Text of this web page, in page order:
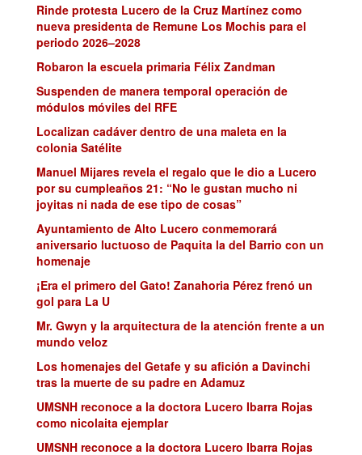
Rinde protesta Lucero de la Cruz Martínez como
nueva presidenta de Remune Los Mochis para el
periodo 2026–2028
Robaron la escuela primaria Félix Zandman
Suspenden de manera temporal operación de
módulos móviles del RFE
Localizan cadáver dentro de una maleta en la
colonia Satélite
Manuel Mijares revela el regalo que le dio a Lucero
por su cumpleaños 21: “No le gustan mucho ni
joyitas ni nada de ese tipo de cosas”
Ayuntamiento de Alto Lucero conmemorará
aniversario luctuoso de Paquita la del Barrio con un
homenaje
¡Era el primero del Gato! Zanahoria Pérez frenó un
gol para La U
Mr. Gwyn y la arquitectura de la atención frente a un
mundo veloz
Los homenajes del Getafe y su afición a Davinchi
tras la muerte de su padre en Adamuz
UMSNH reconoce a la doctora Lucero Ibarra Rojas
como nicolaita ejemplar
UMSNH reconoce a la doctora Lucero Ibarra Rojas